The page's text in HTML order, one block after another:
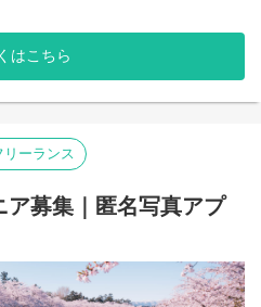
エンドエンジニアは、web3系サ
スとなるWebアプリケーション
能のフロントエンド実装。
はこちら
リーランス
募集｜匿名写真アプ